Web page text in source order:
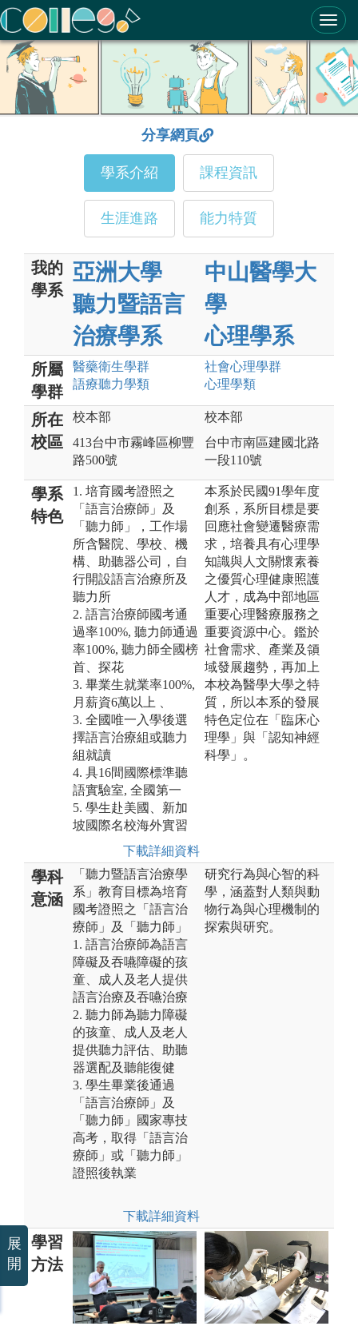
ColleGo! 大學選才與高中育才輔助系統
分享網頁
學系介紹 課程資訊
生涯進路 能力特質
我的
學系
亞洲大學
聽力暨語言
治療學系
中山醫學大
學
心理學系
所屬
學群
醫藥衛生學群
語療聽力學類
社會心理學群
心理學類
所在
校區
校本部
413台中市霧峰區柳豐
路500號
校本部
台中市南區建國北路
一段110號
學系
特色
1. 培育國考證照之
「語言治療師」及
「聽力師」，工作場
所含醫院、學校、機
構、助聽器公司，自
行開設語言治療所及
聽力所
2. 語言治療師國考通
過率100%, 聽力師通過
率100%, 聽力師全國榜
首、探花
3. 畢業生就業率100%,
月薪資6萬以上 、
3. 全國唯一入學後選
擇語言治療組或聽力
組就讀
4. 具16間國際標準聽
語實驗室, 全國第一
5. 學生赴美國、新加
坡國際名校海外實習
下載詳細資料
本系於民國91學年度
創系，系所目標是要
回應社會變遷醫療需
求，培養具有心理學
知識與人文關懷素養
之優質心理健康照護
人才，成為中部地區
重要心理醫療服務之
重要資源中心。鑑於
社會需求、產業及領
域發展趨勢，再加上
本校為醫學大學之特
質，所以本系的發展
特色定位在「臨床心
理學」與「認知神經
科學」。
學科
意涵
「聽力暨語言治療學
系」教育目標為培育
國考證照之「語言治
療師」及「聽力師」
1. 語言治療師為語言
障礙及吞嚥障礙的孩
童、成人及老人提供
語言治療及吞嚥治療
2. 聽力師為聽力障礙
的孩童、成人及老人
提供聽力評估、助聽
器選配及聽能復健
3. 學生畢業後通過
「語言治療師」及
「聽力師」國家專技
高考，取得「語言治
療師」或「聽力師」
證照後執業
下載詳細資料
研究行為與心智的科
學，涵蓋對人類與動
物行為與心理機制的
探索與研究。
學習
方法
展
開